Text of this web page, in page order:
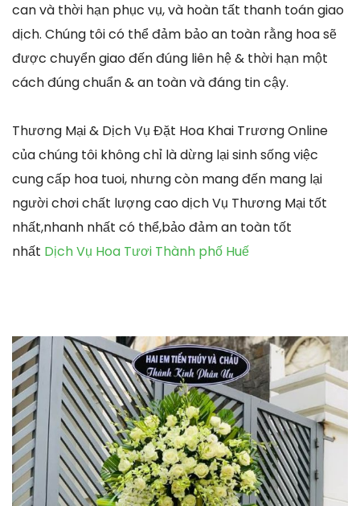
can và thời hạn phục vụ, và hoàn tất thanh toán giao
dịch. Chúng tôi có thể đảm bảo an toàn rằng hoa sẽ
được chuyển giao đến đúng liên hệ & thời hạn một
cách đúng chuẩn & an toàn và đáng tin cậy.
Thương Mại & Dịch Vụ Đặt Hoa Khai Trương Online
của chúng tôi không chỉ là dừng lại sinh sống việc
cung cấp hoa tuoi, nhưng còn mang đến mang lại
người chơi chất lượng cao dịch Vụ Thương Mại tốt
nhất,nhanh nhất có thể,bảo đảm an toàn tốt
nhất Dịch Vụ Hoa Tươi Thành phố Huế